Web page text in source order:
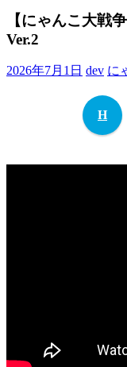
【にゃんこ大戦
Ver.2
2026年7月1日 dev に
H